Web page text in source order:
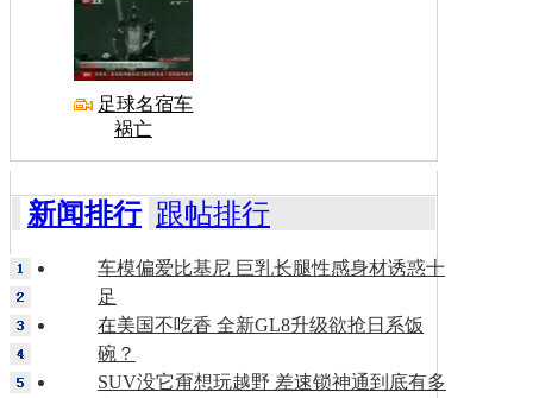
足球名宿车
祸亡
新闻排行 跟帖排行
车模偏爱比基尼 巨乳长腿性感身材诱惑十
足
在美国不吃香 全新GL8升级欲抢日系饭
碗？
SUV没它甭想玩越野 差速锁神通到底有多